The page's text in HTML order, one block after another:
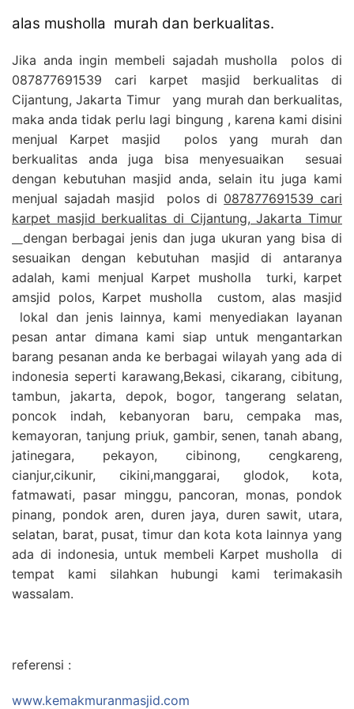
alas musholla murah dan berkualitas.
Jika anda ingin membeli sajadah musholla polos di
087877691539 cari karpet masjid berkualitas di
Cijantung, Jakarta Timur yang murah dan berkualitas,
maka anda tidak perlu lagi bingung , karena kami disini
menjual Karpet masjid polos yang murah dan
berkualitas anda juga bisa menyesuaikan sesuai
dengan kebutuhan masjid anda, selain itu juga kami
menjual sajadah masjid polos di 087877691539 cari
karpet masjid berkualitas di Cijantung, Jakarta Timur
dengan berbagai jenis dan juga ukuran yang bisa di
sesuaikan dengan kebutuhan masjid di antaranya
adalah, kami menjual Karpet musholla turki, karpet
amsjid polos, Karpet musholla custom, alas masjid
lokal dan jenis lainnya, kami menyediakan layanan
pesan antar dimana kami siap untuk mengantarkan
barang pesanan anda ke berbagai wilayah yang ada di
indonesia seperti karawang,Bekasi, cikarang, cibitung,
tambun, jakarta, depok, bogor, tangerang selatan,
poncok indah, kebanyoran baru, cempaka mas,
kemayoran, tanjung priuk, gambir, senen, tanah abang,
jatinegara, pekayon, cibinong, cengkareng,
cianjur,cikunir, cikini,manggarai, glodok, kota,
fatmawati, pasar minggu, pancoran, monas, pondok
pinang, pondok aren, duren jaya, duren sawit, utara,
selatan, barat, pusat, timur dan kota kota lainnya yang
ada di indonesia, untuk membeli Karpet musholla di
tempat kami silahkan hubungi kami terimakasih
wassalam.
referensi :
www.kemakmuranmasjid.com